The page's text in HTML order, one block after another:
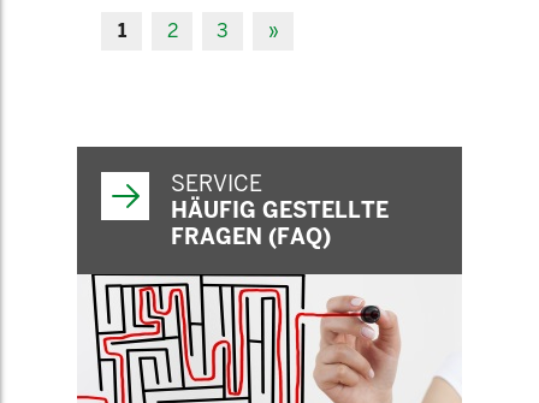
1
2 3 »
SERVICE
HÄUFIG GESTELLTE
FRAGEN (FAQ)